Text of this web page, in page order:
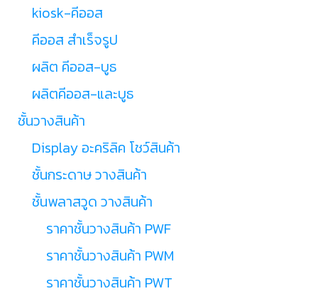
kiosk-คีออส
คีออส สำเร็จรูป
ผลิต คีออส-บูธ
ผลิตคีออส-และบูธ
ชั้นวางสินค้า
Display อะคริลิค โชว์สินค้า
ชั้นกระดาษ วางสินค้า
ชั้นพลาสวูด วางสินค้า
ราคาชั้นวางสินค้า PWF
ราคาชั้นวางสินค้า PWM
ราคาชั้นวางสินค้า PWT